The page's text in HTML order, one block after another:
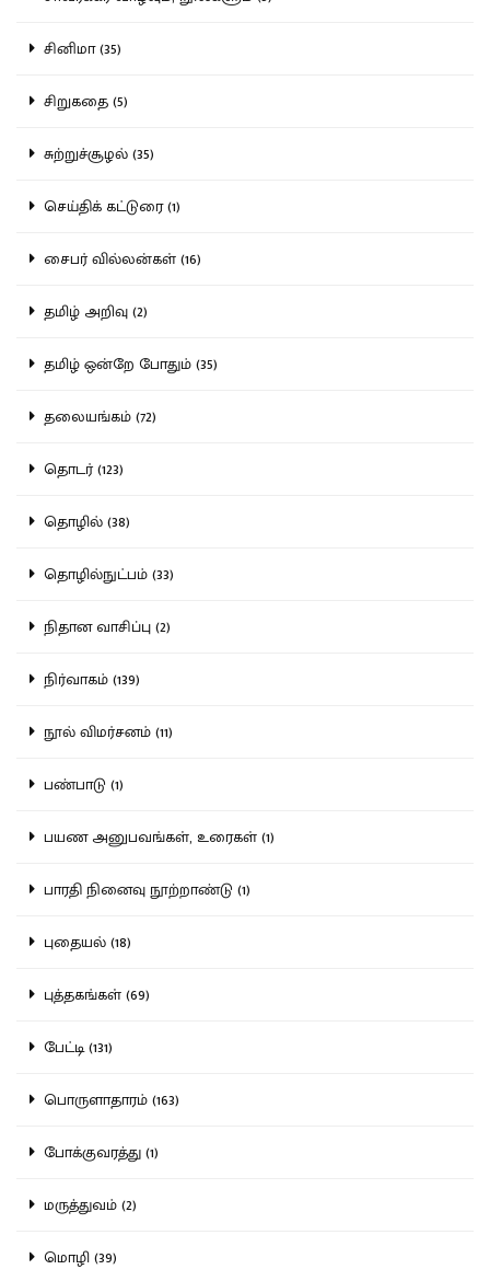
சினிமா (35)
சிறுகதை (5)
சுற்றுச்சூழல் (35)
செய்திக் கட்டுரை (1)
சைபர் வில்லன்கள் (16)
தமிழ் அறிவு (2)
தமிழ் ஒன்றே போதும் (35)
தலையங்கம் (72)
தொடர் (123)
தொழில் (38)
தொழில்நுட்பம் (33)
நிதான வாசிப்பு (2)
நிர்வாகம் (139)
நூல் விமர்சனம் (11)
பண்பாடு (1)
பயண அனுபவங்கள், உரைகள் (1)
பாரதி நினைவு நூற்றாண்டு (1)
புதையல் (18)
புத்தகங்கள் (69)
பேட்டி (131)
பொருளாதாரம் (163)
போக்குவரத்து (1)
மருத்துவம் (2)
மொழி (39)